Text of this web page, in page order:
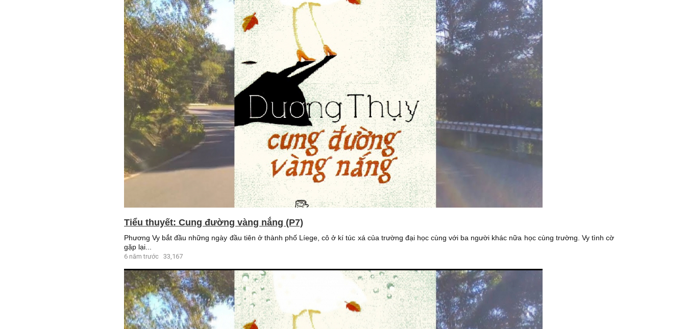
Tiểu thuyết: Cung đường vàng nắng (P7)
Phương Vy bắt đầu những ngày đầu tiên ở thành phố Líege, cô ở kí túc xá của trường đại học cùng với ba người khác nữa học cùng trường. Vy tình cờ
gặp lại...
6 năm trước 33,167